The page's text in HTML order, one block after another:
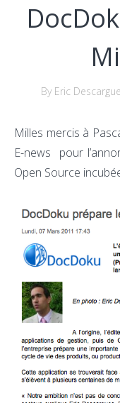
By Eric
Milles mercis à
E-news pour
Open Source